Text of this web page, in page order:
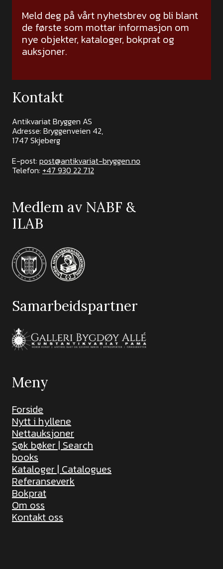
Meld deg på vårt nyhetsbrev og bli blant
de første som mottar informasjon om
nye objekter, kataloger, bokprat og
auksjoner.
Kontakt
Antikvariat Bryggen AS
Adresse: Bryggenveien 42,
1747 Skjeberg
E-post: post@antikvariat-bryggen.no
Telefon: +47 930 22 712
Medlem av NABF &
ILAB
Samarbeidspartner
Meny
Forside
Nytt i hyllene
Nettauksjoner
Søk bøker | Search
books
Kataloger | Catalogues
Referanseverk
Bokprat
Om oss
Kontakt oss